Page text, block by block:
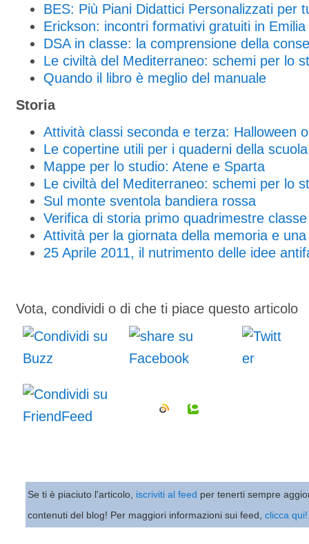
BES: Più Piani Didattici Personalizzati per
Erickson: incontri formativi gratuiti in Emilia
DSA in classe: la comprensione della
Le civiltà del Mediterraneo: schemi per lo
Quando il libro è meglio del manuale
Storia
Attività classi seconda e terza: Halloween
Le copertine utili per i quaderni della
Mappe per lo studio: Atene e Sparta
Le civiltà del Mediterraneo: schemi per lo
Sul monte sventola bandiera rossa
Verifica di storia primo quadrimestre
Attività per la giornata della memoria e
25 Aprile 2011, il nutrimento delle idee
Vota, condividi o di che ti piace questo articolo
Se ti è piaciuto l'articolo, iscriviti al feed per tenerti sempre
contenuti del blog! Per maggiori informazioni sui feed, clicca qui!